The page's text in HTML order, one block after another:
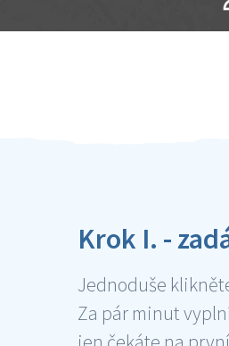
Krok I. -
Jednoduše
Za pár minut